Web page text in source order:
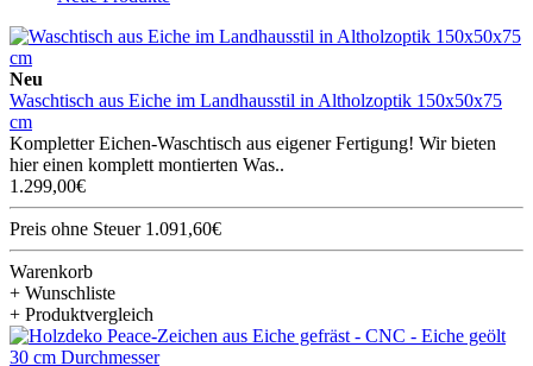
Neu
Waschtisch aus Eiche im Landhausstil in Altholzoptik 150x50x75
cm
Kompletter Eichen-Waschtisch aus eigener Fertigung! Wir bieten
hier einen komplett montierten Was..
1.299,00€
Preis ohne Steuer 1.091,60€
Warenkorb
+ Wunschliste
+ Produktvergleich